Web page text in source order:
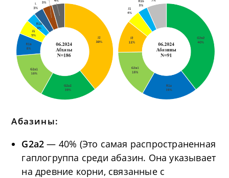
Абазины:
G2a2— 40% (Это самая распространенная
гаплогруппа среди абазин. Она указывает
на древние корни, связанные с